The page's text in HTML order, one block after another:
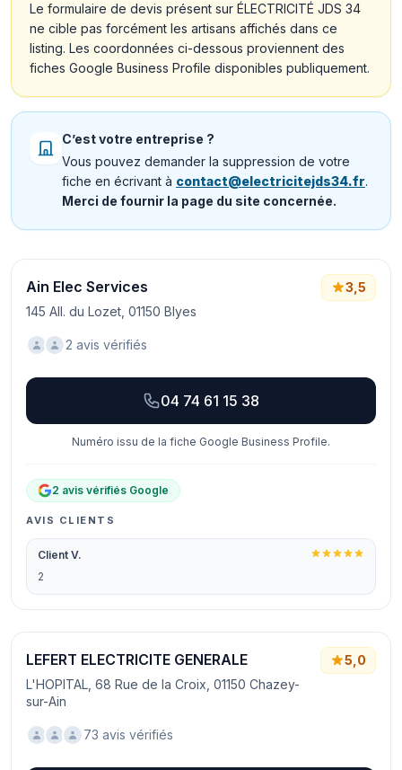
Le formulaire de devis présent sur ÉLECTRICITÉ JDS 34
ne cible pas forcément les artisans affichés dans ce
listing. Les coordonnées ci-dessous proviennent des
fiches Google Business Profile disponibles publiquement.
C’est votre entreprise ?
Vous pouvez demander la suppression de votre
fiche en écrivant à contact@electricitejds34.fr.
Merci de fournir la page du site concernée.
Ain Elec Services
145 All. du Lozet, 01150 Blyes
3,5
2 avis vérifiés
04 74 61 15 38
Numéro issu de la fiche Google Business Profile.
2 avis vérifiés Google
AVIS CLIENTS
Client V.
2
LEFERT ELECTRICITE GENERALE
L'HOPITAL, 68 Rue de la Croix, 01150 Chazey-
sur-Ain
5,0
73 avis vérifiés